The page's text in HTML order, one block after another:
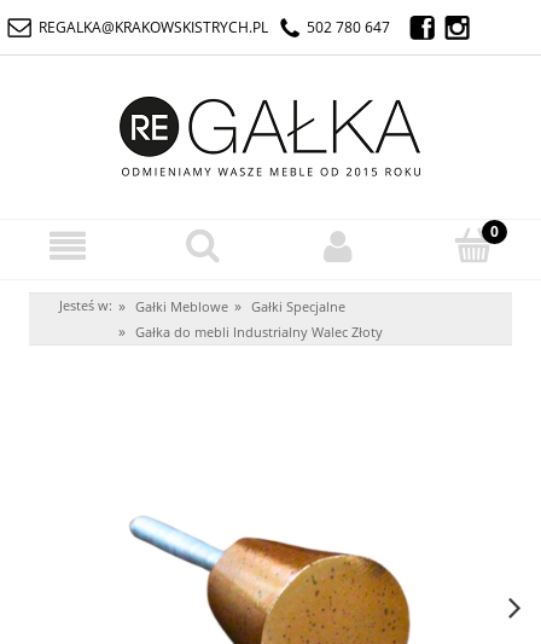
REGALKA@KRAKOWSKISTRYCH.PL 502 780 647
Jesteś w: » Gałki Meblowe » Gałki Specjalne
» Gałka do mebli Industrialny Walec Złoty